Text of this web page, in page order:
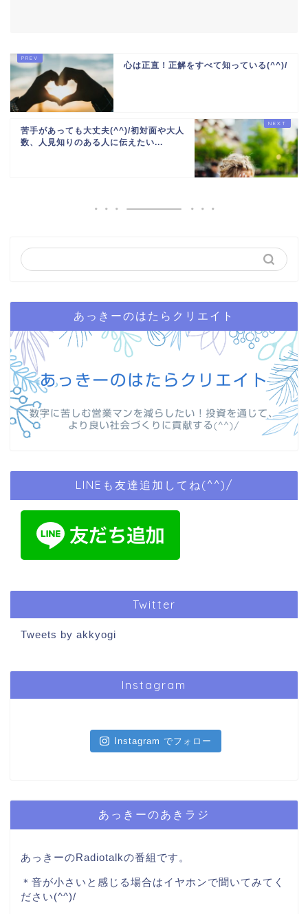
心は正直！正解をすべて知っている(^^)/
苦手があっても大丈夫(^^)/初対面や大人
数、人見知りのある人に伝えたい...
あっきーのはたらクリエイト
LINEも友達追加してね(^^)/
Twitter
Tweets by akkyogi
Instagram
Instagram でフォロー
あっきーのあきラジ
あっきーのRadiotalkの番組です。
＊音が小さいと感じる場合はイヤホンで聞いてみてく
ださい(^^)/